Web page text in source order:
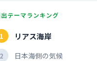
テーマランキング
1 リアス海岸
2 日本海側の気候